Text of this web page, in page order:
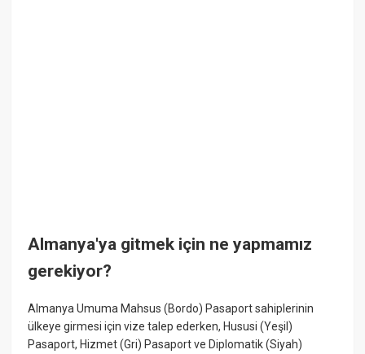
Almanya'ya gitmek için ne yapmamız
gerekiyor?
Almanya Umuma Mahsus (Bordo) Pasaport sahiplerinin
ülkeye girmesi için vize talep ederken, Hususi (Yeşil)
Pasaport, Hizmet (Gri) Pasaport ve Diplomatik (Siyah)